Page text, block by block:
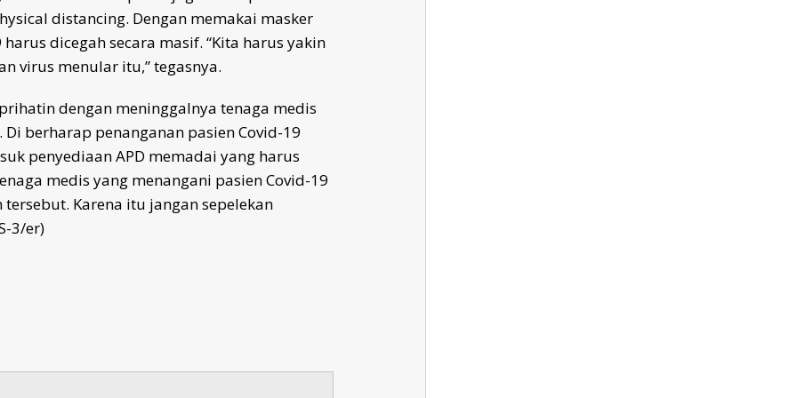
distancing. Dengan memakai masker
dicegah secara masif. “Kita harus yakin
virus menular itu,” tegasnya.
dengan meninggalnya tenaga medis
berharap penanganan pasien Covid-19
penyediaan APD memadai yang harus
medis yang menangani pasien Covid-19
Karena itu jangan sepelekan
3/er)